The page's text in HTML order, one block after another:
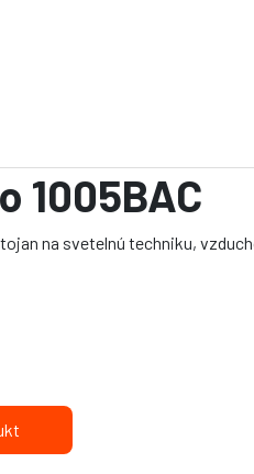
1005BAC
na svetelnú techniku,